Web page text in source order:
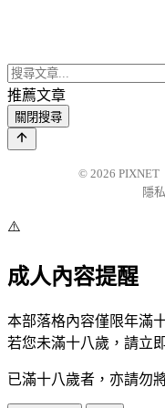
推薦文章
關閉搜尋
© 2026 PIXNET
隱
⚠️
成人內容提醒
本部落格內容僅限年滿
若您未滿十八歲，請立
已滿十八歲者，亦請勿